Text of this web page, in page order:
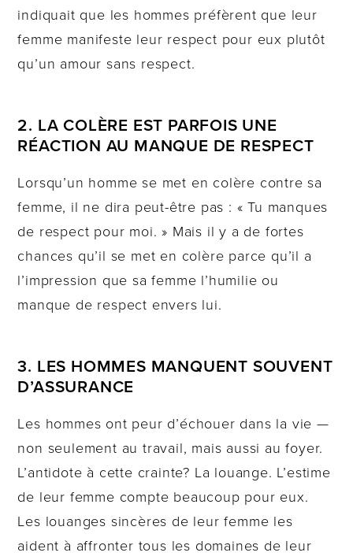
indiquait que les hommes préfèrent que leur
femme manifeste leur respect pour eux plutôt
qu’un amour sans respect.
2. LA COLÈRE EST PARFOIS UNE
RÉACTION AU MANQUE DE RESPECT
Lorsqu’un homme se met en colère contre sa
femme, il ne dira peut-être pas : « Tu manques
de respect pour moi. » Mais il y a de fortes
chances qu’il se met en colère parce qu’il a
l’impression que sa femme l’humilie ou
manque de respect envers lui.
3. LES HOMMES MANQUENT SOUVENT
D’ASSURANCE
Les hommes ont peur d’échouer dans la vie —
non seulement au travail, mais aussi au foyer.
L’antidote à cette crainte? La louange. L’estime
de leur femme compte beaucoup pour eux.
Les louanges sincères de leur femme les
aident à affronter tous les domaines de leur